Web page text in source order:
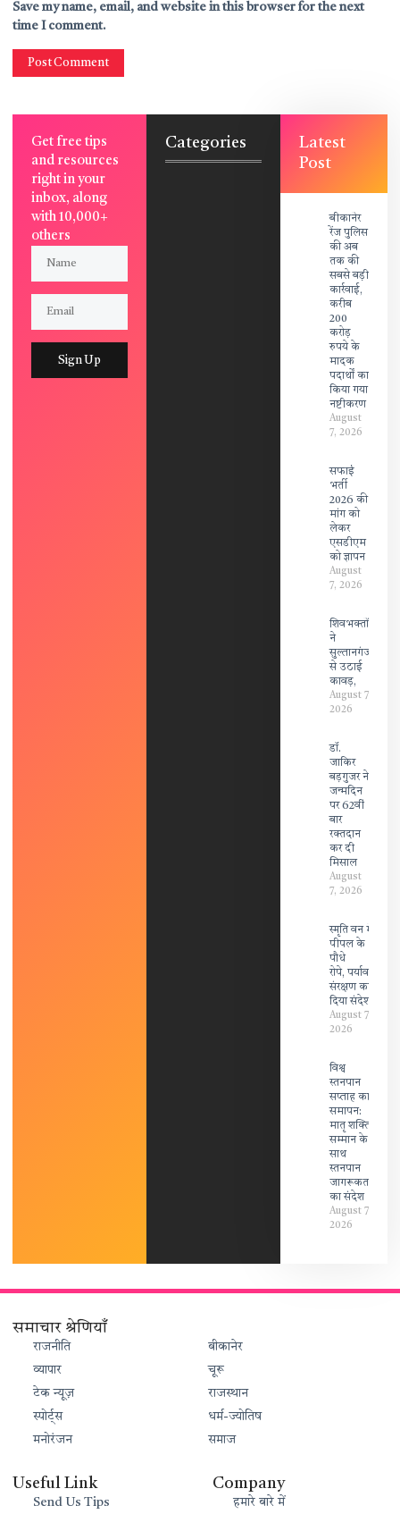
Save my name, email, and website in this browser for the next
time I comment.
Get free tips
and resources
right in your
inbox, along
with 10,000+
others
Sign Up
Categories
Latest
Post
बीकानेर
रेंज पुलिस
की अब
तक की
सबसे बड़ी
कार्रवाई,
करीब
200
करोड़
रुपये के
मादक
पदार्थों का
किया गया
नष्टीकरण
August
7, 2026
सफाई
भर्ती
2026 की
मांग को
लेकर
एसडीएम
को ज्ञापन
August
7, 2026
शिवभक्तों
ने
सुल्तानगंज
से उठाई
कावड़,
August 7,
2026
डॉ.
जाकिर
बड़गुजर ने
जन्मदिन
पर 62वीं
बार
रक्तदान
कर दी
मिसाल
August
7, 2026
स्मृति वन में
पीपल के
पौधे
रोपे, पर्यावरण
संरक्षण का
दिया संदेश
August 7,
2026
विश्व
स्तनपान
सप्ताह का
समापन:
मातृ शक्ति
सम्मान के
साथ
स्तनपान
जागरूकता
का संदेश
August 7,
2026
समाचार श्रेणियाँ
राजनीति
व्यापार
टेक न्यूज़
स्पोर्ट्स
मनोरंजन
बीकानेर
चूरू
राजस्थान
धर्म-ज्योतिष
समाज
Useful Link
Send Us Tips
Company
हमारे बारे में